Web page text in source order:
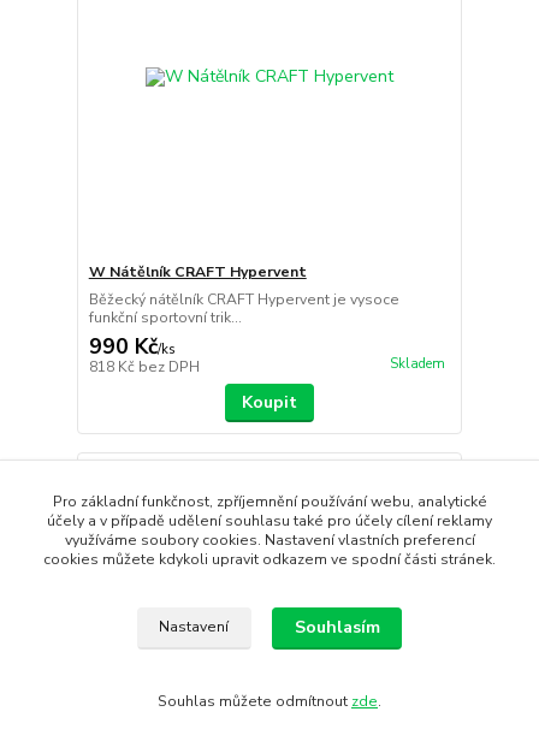
W Nátělník CRAFT Hypervent
Běžecký nátělník CRAFT Hypervent je vysoce
funkční sportovní trik...
990 Kč/ks
818 Kč bez DPH Skladem
Koupit
Pro základní funkčnost, zpříjemnění používání webu, analytické
účely a v případě udělení souhlasu také pro účely cílení reklamy
využíváme soubory cookies. Nastavení vlastních preferencí
cookies můžete kdykoli upravit odkazem ve spodní části stránek.
Nastavení Souhlasím
Souhlas můžete odmítnout zde.